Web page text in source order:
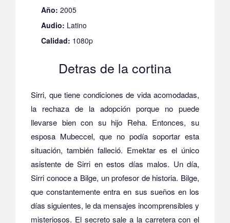
Año: 2005
Audio: Latino
Calidad: 1080p
Detras de la cortina
Sirri, que tiene condiciones de vida acomodadas,
la rechaza de la adopción porque no puede
llevarse bien con su hijo Reha. Entonces, su
esposa Mubeccel, que no podía soportar esta
situación, también falleció. Emektar es el único
asistente de Sirri en estos días malos. Un día,
Sirri conoce a Bilge, un profesor de historia. Bilge,
que constantemente entra en sus sueños en los
días siguientes, le da mensajes incomprensibles y
misteriosos. El secreto sale a la carretera con el